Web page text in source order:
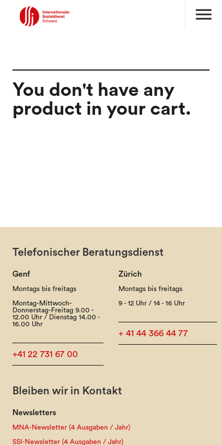
menu
You don't have any
product in your cart.
Telefonischer Beratungsdienst
Genf
Montags bis freitags
Montag-Mittwoch-
Donnerstag-Freitag 9.00 -
12.00 Uhr / Dienstag 14.00 -
16.00 Uhr
+41 22 731 67 00
Zürich
Montags bis freitags
9 - 12 Uhr / 14 - 16 Uhr
+ 41 44 366 44 77
Bleiben wir in Kontakt
Newsletters
MNA-Newsletter (4 Ausgaben / Jahr)
SSI-Newsletter (4 Ausgaben / Jahr)